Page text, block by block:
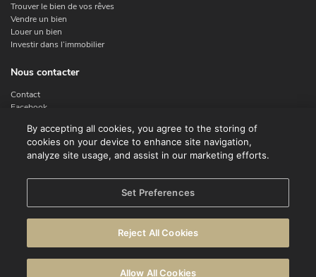
Trouver le bien de vos rêves
Vendre un bien
Louer un bien
Investir dans l’immobilier
Nous contacter
Contact
Facebook
Linkedin
Conditions d'utilisation
Déclaration de confidentialité
Politique en matière de cookies
By accepting all cookies, you agree to the storing of
cookies on your device to enhance site navigation,
analyze site usage, and assist in our marketing efforts.
Set Preferences
Reject All Cookies
Allow All Cookies